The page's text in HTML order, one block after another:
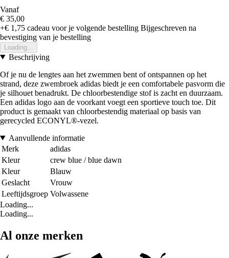
Vanaf
€ 35,00
+€ 1,75 cadeau voor je volgende bestelling Bijgeschreven na
bevestiging van je bestelling
Loading...
Beschrijving
Of je nu de lengtes aan het zwemmen bent of ontspannen op het
strand, deze zwembroek adidas biedt je een comfortabele pasvorm die
je silhouet benadrukt. De chloorbestendige stof is zacht en duurzaam.
Een adidas logo aan de voorkant voegt een sportieve touch toe. Dit
product is gemaakt van chloorbestendig materiaal op basis van
gerecycled ECONYL®-vezel.
Aanvullende informatie
Merk
adidas
Kleur
crew blue / blue dawn
Kleur
Blauw
Geslacht
Vrouw
Leeftijdsgroep Volwassene
Loading...
Loading...
Al onze merken